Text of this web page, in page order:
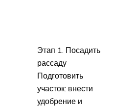
Этап 1. Посадить
рассаду
Подготовить
участок: внести
удобрение и